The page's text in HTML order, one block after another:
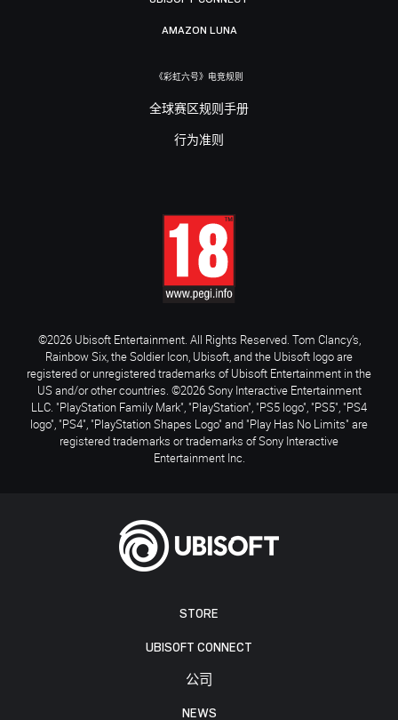
STORE
UBISOFT CONNECT
公司
NEWS
AMAZON LUNA
《彩虹六号》电竞规则
全球赛区规则手册
行为准则
©2026 Ubisoft Entertainment. All Rights Reserved. Tom Clancy’s,
Rainbow Six, the Soldier Icon, Ubisoft, and the Ubisoft logo are
registered or unregistered trademarks of Ubisoft Entertainment in the
US and/or other countries. ©2026 Sony Interactive Entertainment
LLC. "PlayStation Family Mark", "PlayStation", "PS5 logo", "PS5", "PS4
logo", "PS4", "PlayStation Shapes Logo" and "Play Has No Limits" are
registered trademarks or trademarks of Sony Interactive
Entertainment Inc.